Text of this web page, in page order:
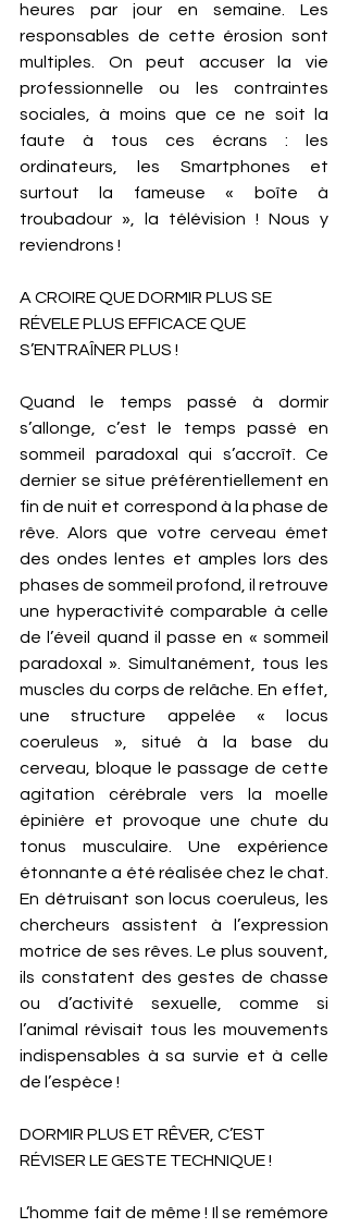
heures par jour en semaine. Les
responsables de cette érosion sont
multiples. On peut accuser la vie
professionnelle ou les contraintes
sociales, à moins que ce ne soit la
faute à tous ces écrans : les
ordinateurs, les Smartphones et
surtout la fameuse « boîte à
troubadour », la télévision ! Nous y
reviendrons !
A CROIRE QUE DORMIR PLUS SE
RÉVELE PLUS EFFICACE QUE
S’ENTRAÎNER PLUS !
Quand le temps passé à dormir
s’allonge, c’est le temps passé en
sommeil paradoxal qui s’accroît. Ce
dernier se situe préférentiellement en
fin de nuit et correspond à la phase de
rêve. Alors que votre cerveau émet
des ondes lentes et amples lors des
phases de sommeil profond, il retrouve
une hyperactivité comparable à celle
de l’éveil quand il passe en « sommeil
paradoxal ». Simultanément, tous les
muscles du corps de relâche. En effet,
une structure appelée « locus
coeruleus », situé à la base du
cerveau, bloque le passage de cette
agitation cérébrale vers la moelle
épinière et provoque une chute du
tonus musculaire. Une expérience
étonnante a été réalisée chez le chat.
En détruisant son locus coeruleus, les
chercheurs assistent à l’expression
motrice de ses rêves. Le plus souvent,
ils constatent des gestes de chasse
ou d’activité sexuelle, comme si
l’animal révisait tous les mouvements
indispensables à sa survie et à celle
de l’espèce !
DORMIR PLUS ET RÊVER, C’EST
RÉVISER LE GESTE TECHNIQUE !
L’homme fait de même ! Il se remémore